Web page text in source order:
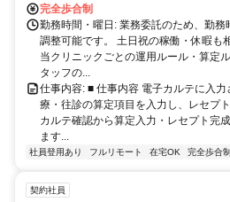
完全歩合制
勤務時間・曜日: 業務委託のため、勤
調整可能です。 土日祝の稼働・休暇も
当クリニックごとの運用ルール・算定
タッフの...
仕事内容: ■ 仕事内容 電子カルテに入
療・往診の算定項目を入力し、レセプ
カルテ確認から算定入力・レセプト完
ます...
社員登用あり フルリモート 在宅OK 完全歩合制
契約社員